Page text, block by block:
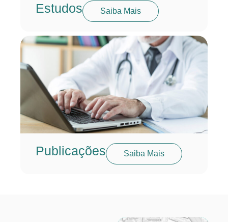
Estudos Saiba Mais
Publicações Saiba Mais